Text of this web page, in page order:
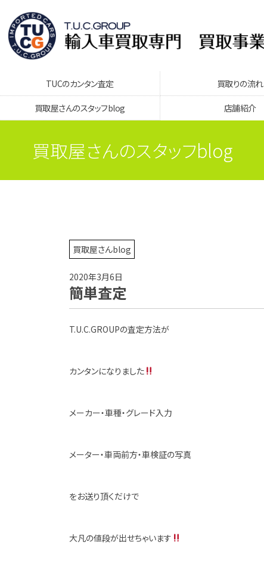
TUCのカンタン査定 買取りの流れ
買取屋さんのスタッフblog 店舗紹介
買取屋さんのスタッフblog
買取屋さんblog
2020年3月6日
簡単査定
T.U.C.GROUPの査定方法が
カンタンになりました
メーカー・車種・グレード入力
メーター・車両前方・車検証の写真
をお送り頂くだけで
大凡の値段が出せちゃいます